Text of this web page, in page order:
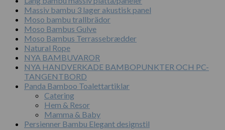
Massiv bambu 3 lager akustisk panel
Moso bambu trallbrädor
Moso Bambus Gulve
Moso Bambus Terrassebrædder
Natural Rope
NYA BAMBUVAROR
NYA HANDVERKADE BAMBOPUNKTER OCH PC-
TANGENTBORD
Panda Bamboo Toalettartiklar
Catering
Hem & Resor
Mamma & Baby
Persienner Bambu Elegant designstil